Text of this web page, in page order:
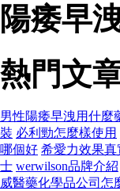
陽痿早
熱門文
男性陽痿早洩用什麼
裝 必利勁怎麼樣使用
哪個好 希愛力效果真
士 werwilson品牌介紹
威醫藥化學品公司怎